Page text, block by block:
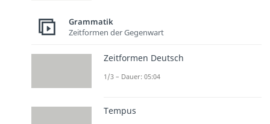
Grammatik
Zeitformen der Gegenwart
Zeitformen Deutsch
1/3 – Dauer: 05:04
Tempus